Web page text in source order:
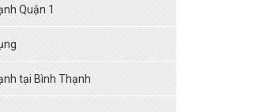
Quận 1
tại Bình Thạnh